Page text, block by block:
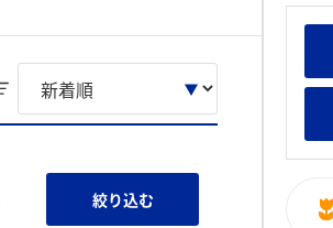
みんなの新卒就職人気企
28卒 IT・DX現場社員イ
絞り込む